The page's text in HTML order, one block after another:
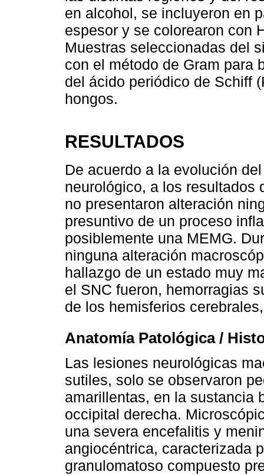
en alcohol, se incluyeron en
espesor y se colorearon con
Muestras seleccionadas del
con el método de Gram para
del ácido periódico de Schiff
hongos.
RESULTADOS
De acuerdo a la evolución
neurológico, a los resultados
no presentaron alteración
presuntivo de un proceso
posiblemente una MEMG.
ninguna alteración
hallazgo de un estado muy
el SNC fueron, hemorragias
de los hemisferios
Anatomía Patológica /
Las lesiones neurológicas
sutiles, solo se observaron
amarillentas, en la sustancia
occipital derecha.
una severa encefalitis y
angiocéntrica, caracterizada
granulomatoso compuesto